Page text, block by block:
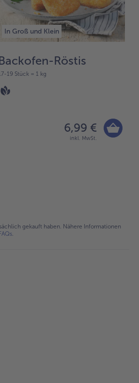
In Groß und Klein
Röstis
19 Stück = 1 kg
6,99 €
inkl. MwSt.
gekauft haben. Nähere Informationen